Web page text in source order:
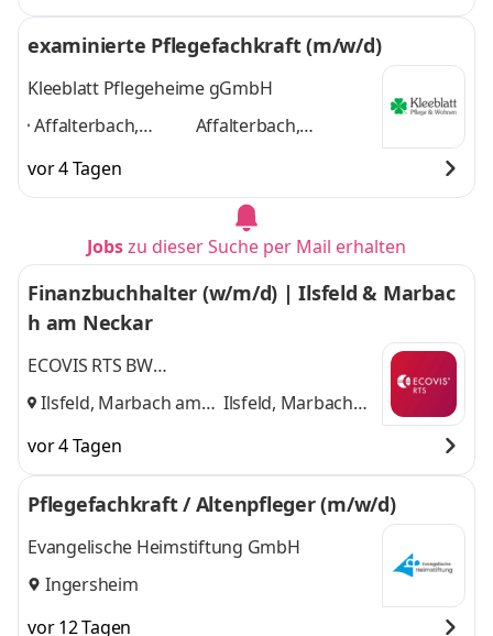
examinierte Pflegefachkraft (m/w/d)
Kleeblatt Pflegeheime gGmbH
Affalterbach,
Gemmrigheim,
Kleinsachsenheim,
Möglingen,
Steinheim,
Affalterbach,
Kleinsachsenheim,
Markgröningen,
Möglingen, Steinheim
und 4 weitere
vor 4 Tagen
Jobszu dieser Suche per Mail erhalten
Finanzbuchhalter (w/m/d) | Ilsfeld & Marbac
h am Neckar
ECOVIS RTS BW
Steuerberatungsgesellschaft GmbH & Co.
Ilsfeld, Marbach am
Ilsfeld, Marbach
vor 4 Tagen
Pflegefachkraft / Altenpfleger (m/w/d)
Evangelische Heimstiftung GmbH
Ingersheim
vor 12 Tagen